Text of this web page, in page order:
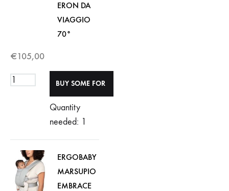
ERON DA
VIAGGIO
70°
€105,00
Quantity
needed: 1
ERGOBABY
MARSUPIO
EMBRACE